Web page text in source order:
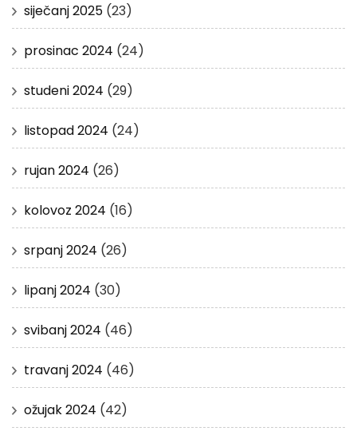
siječanj 2025 (23)
prosinac 2024 (24)
studeni 2024 (29)
listopad 2024 (24)
rujan 2024 (26)
kolovoz 2024 (16)
srpanj 2024 (26)
lipanj 2024 (30)
svibanj 2024 (46)
travanj 2024 (46)
ožujak 2024 (42)